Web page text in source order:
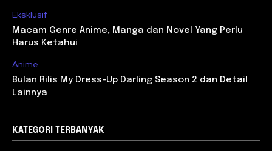
Eksklusif
Macam Genre Anime, Manga dan Novel Yang Perlu
Harus Ketahui
Anime
Bulan Rilis My Dress-Up Darling Season 2 dan Detail
Lainnya
KATEGORI TERBANYAK